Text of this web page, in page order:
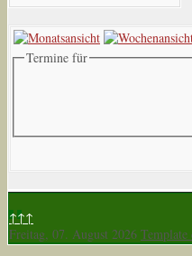
Termine für
↑↑↑
Freitag, 07. August 2026